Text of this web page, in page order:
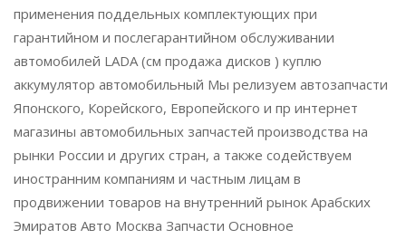
применения поддельных комплектующих при
гарантийном и послегарантийном обслуживании
автомобилей LADA (см продажа дисков ) куплю
аккумулятор автомобильный Мы релизуем автозапчасти
Японского, Корейского, Европейского и пр интернет
магазины автомобильных запчастей производства на
рынки России и других стран, а также содействуем
иностранним компаниям и частным лицам в
продвижении товаров на внутренний рынок Арабских
Эмиратов Авто Москва Запчасти Основное